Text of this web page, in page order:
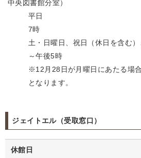
中央図書館分室）
平日 午前9
7時
土・日曜日、祝日（休日を含
～午後5時
※12月28日が月曜日にあたる場
となります。
ジェイトエル（受取窓口）
休館日